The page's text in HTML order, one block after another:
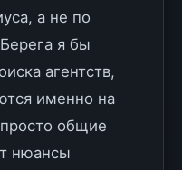
а не по
я бы
агентств,
именно на
общие
нюансы